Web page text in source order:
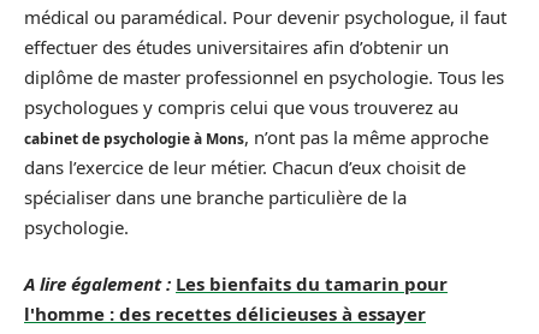
médical ou paramédical. Pour devenir psychologue, il faut
effectuer des études universitaires afin d’obtenir un
diplôme de master professionnel en psychologie. Tous les
psychologues y compris celui que vous trouverez au
cabinet de psychologie à Mons, n’ont pas la même approche
dans l’exercice de leur métier. Chacun d’eux choisit de
spécialiser dans une branche particulière de la
psychologie.
A lire également : Les bienfaits du tamarin pour
l'homme : des recettes délicieuses à essayer